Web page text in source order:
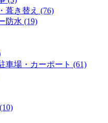
葺き替え (76)
防水 (19)
車場・カーポート (61)